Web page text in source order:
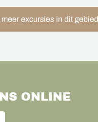
excursies in dit gebied
ONLINE